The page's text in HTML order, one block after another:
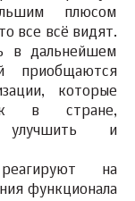
плюсом
все всё видят.
в дальнейшем
приобщаются
которые
в стране,
и
на
функционала